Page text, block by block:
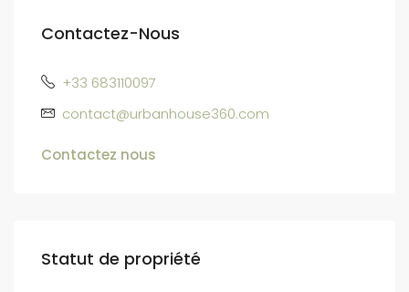
Contactez-Nous
+33 683110097
contact@urbanhouse360.com
Contactez nous
Statut de propriété